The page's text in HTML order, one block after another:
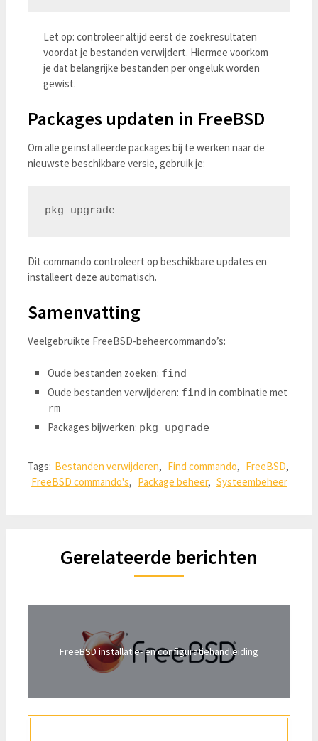
Let op: controleer altijd eerst de zoekresultaten
voordat je bestanden verwijdert. Hiermee voorkom
je dat belangrijke bestanden per ongeluk worden
gewist.
Packages updaten in FreeBSD
Om alle geïnstalleerde packages bij te werken naar de
nieuwste beschikbare versie, gebruik je:
Dit commando controleert op beschikbare updates en
installeert deze automatisch.
Samenvatting
Veelgebruikte FreeBSD-beheercommando’s:
Oude bestanden zoeken: find
Oude bestanden verwijderen: find in combinatie met
rm
Packages bijwerken: pkg upgrade
Tags: Bestanden verwijderen, Find commando, FreeBSD,
FreeBSD commando's, Package beheer, Systeembeheer
Gerelateerde berichten
FreeBSD installatie- en configuratiehandleiding